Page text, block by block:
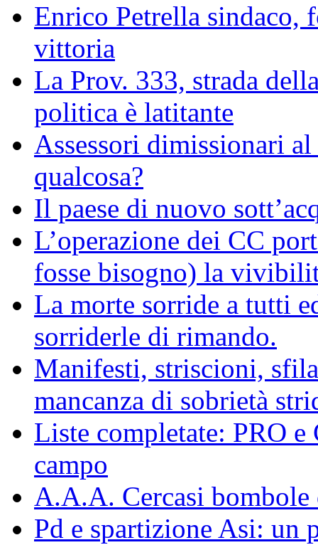
Enrico Petrella sindaco,
vittoria
La Prov. 333, strada
politica è latitante
Assessori dimissionari
qualcosa?
Il paese di nuovo
L’operazione dei CC
fosse bisogno) la
La morte sorride a tutti
sorriderle di rimando.
Manifesti, striscioni,
mancanza di sobrietà
Liste completate: PRO
campo
A.A.A. Cercasi
Pd e spartizione Asi: